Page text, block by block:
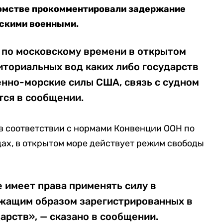
прокомментировали задержание
военными.
московскому времени в открытом
вод каких либо государств
морские силы США, связь с судном
в сообщении.
соответствии с нормами Конвенции ООН по
в открытом море действует режим свободы
имеет права применять силу в
образом зарегистрированных в
— сказано в сообщении.